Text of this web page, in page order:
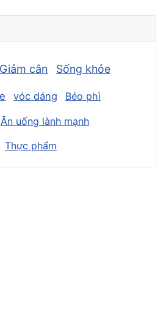
Giảm cân Sống khỏe
vóc dáng Béo phì
Ăn uống lành mạnh
Thực phẩm